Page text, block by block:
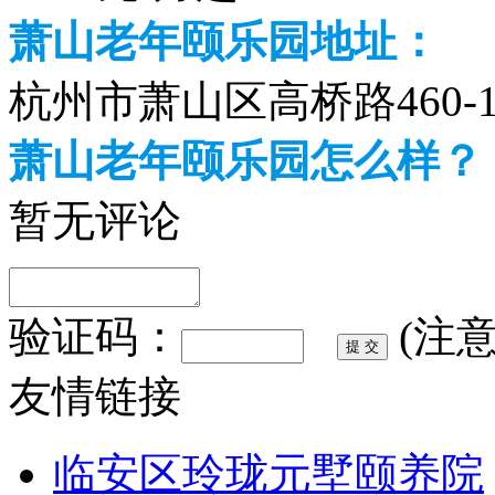
萧山老年颐乐园地址：
杭州市萧山区高桥路460-
萧山老年颐乐园怎么样？
暂无评论
验证码：
(注
友情链接
临安区玲珑元墅颐养院